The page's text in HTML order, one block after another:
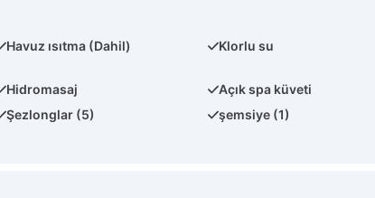
Havuz ısıtma (Dahil) Klorlu su
Hidromasaj
Açık spa küveti
Şezlonglar (5)
şemsiye (1)